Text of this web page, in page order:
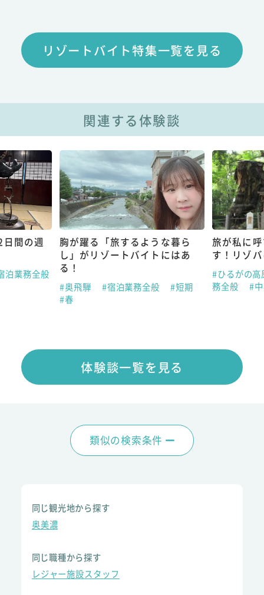
リゾートバイト特集一覧を見る
関連する体験談
間の週
泊業務全般
胸が躍る「旅するような暮ら
し」がリゾートバイトにはあ
る！
#奥飛騨 #宿泊業務全般
#短期
#春
旅が私に
す！リゾ
#ひるがの
務全般
#
体験談一覧を見る
類似の検索条件
同じ観光地から探す
奥美濃
同じ職種から探す
レジャー施設スタッフ